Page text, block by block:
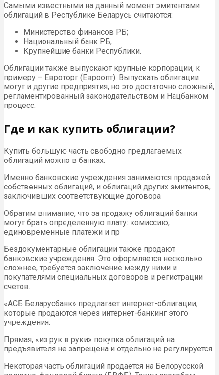
Самыми известными на данный момент эмитентами
облигаций в Республике Беларусь считаются:
Министерство финансов РБ;
Национальный банк РБ;
Крупнейшие банки Республики.
Облигации также выпускают крупные корпорации, к
примеру – Евроторг (Евроопт). Выпускать облигации
могут и другие предприятия, но это достаточно сложный,
регламентированный законодательством и Нацбанком
процесс.
Где и как купить облигации?
Купить большую часть свободно предлагаемых
облигаций можно в банках.
Именно банковские учреждения занимаются продажей
собственных облигаций, и облигаций других эмитентов,
заключивших соответствующие договора
Обратим внимание, что за продажу облигаций банки
могут брать определенную плату: комиссию,
единовременные платежи и пр
Бездокументарные облигации также продают
банковские учреждения. Это оформляется несколько
сложнее, требуется заключение между ними и
покупателями специальных договоров и регистрации
счетов.
«АСБ Беларусбанк» предлагает интернет-облигации,
которые продаются через интернет-банкинг этого
учреждения.
Прямая, «из рук в руки» покупка облигаций на
предъявителя не запрещена и отдельно не регулируется.
Некоторая часть облигаций продается на Белорусской